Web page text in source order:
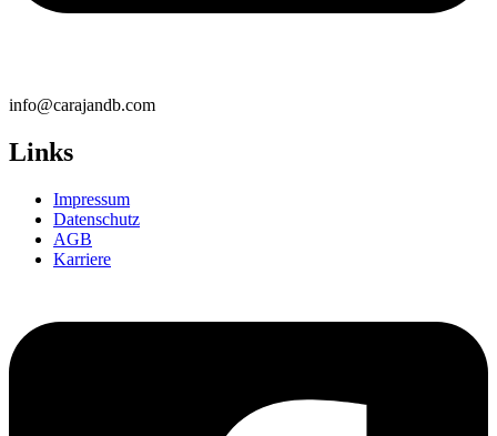
info@carajandb.com
Links
Impressum
Datenschutz
AGB
Karriere